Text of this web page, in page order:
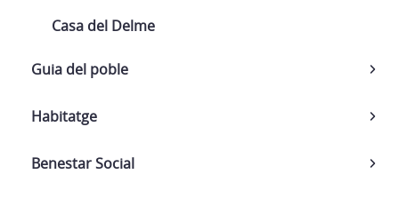
Casa del Delme
Guia del poble
Habitatge
Benestar Social